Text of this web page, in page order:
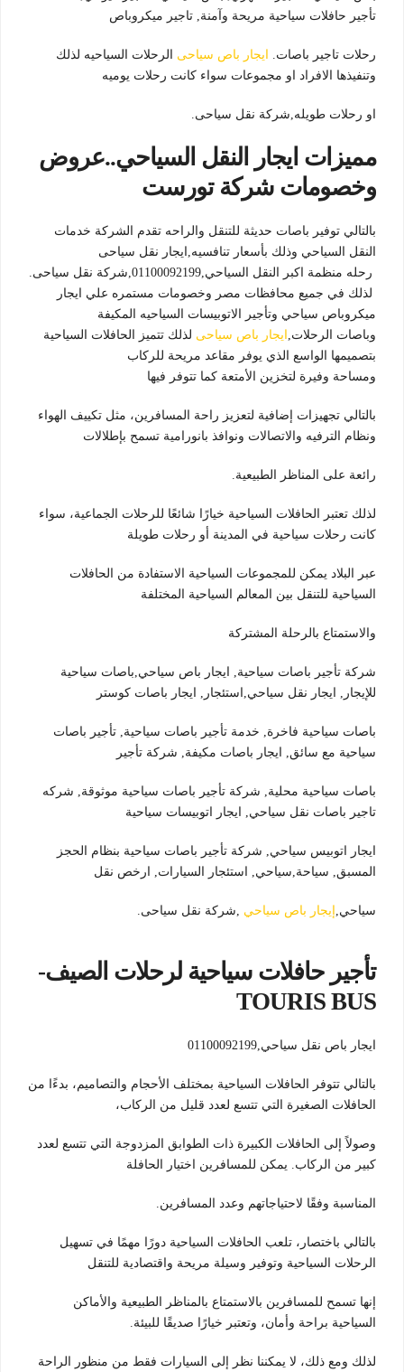
تأجير حافلات سياحية مريحة وآمنة, تاجير ميكروباص
رحلات تاجير باصات. ايجار باص سياحى الرحلات السياحيه لذلك
وتنفيذها الافراد او مجموعات سواء كانت رحلات يوميه
او رحلات طويله,شركة نقل سياحى.
مميزات ايجار النقل السياحي..عروض
وخصومات شركة تورست
بالتالي توفير باصات حديثة للتنقل والراحه تقدم الشركة خدمات
النقل السياحي وذلك بأسعار تنافسيه,ايجار نقل سياحى
رحله منظمة اكبر النقل السياحي,01100092199,شركة نقل سياحى.
لذلك في جميع محافظات مصر وخصومات مستمره علي ايجار
ميكروباص سياحي وتأجير الاتوبيسات السياحيه المكيفة
وباصات الرحلات, ايجار باص سياحى لذلك تتميز الحافلات السياحية
بتصميمها الواسع الذي يوفر مقاعد مريحة للركاب
ومساحة وفيرة لتخزين الأمتعة كما تتوفر فيها
بالتالي تجهيزات إضافية لتعزيز راحة المسافرين، مثل تكييف الهواء
ونظام الترفيه والاتصالات ونوافذ بانورامية تسمح بإطلالات
رائعة على المناظر الطبيعية.
لذلك تعتبر الحافلات السياحية خيارًا شائعًا للرحلات الجماعية، سواء
كانت رحلات سياحية في المدينة أو رحلات طويلة
عبر البلاد يمكن للمجموعات السياحية الاستفادة من الحافلات
السياحية للتنقل بين المعالم السياحية المختلفة
والاستمتاع بالرحلة المشتركة
شركة تأجير باصات سياحية, ايجار باص سياحي,باصات سياحية
للإيجار, ايجار نقل سياحي,استئجار, ايجار باصات كوستر
باصات سياحية فاخرة, خدمة تأجير باصات سياحية, تأجير باصات
سياحية مع سائق, ايجار باصات مكيفة, شركة تأجير
باصات سياحية محلية, شركة تأجير باصات سياحية موثوقة, شركه
تاجير باصات نقل سياحي, ايجار اتوبيسات سياحية
ايجار اتوبيس سياحي, شركة تأجير باصات سياحية بنظام الحجز
المسبق, سياحة,سياحي, استئجار السيارات, ارخص نقل
سياحي, إيجار باص سياحي ,شركة نقل سياحى.
تأجير حافلات سياحية لرحلات الصيف-
TOURIS BUS
ايجار باص نقل سياحي,01100092199
بالتالي تتوفر الحافلات السياحية بمختلف الأحجام والتصاميم، بدءًا من
الحافلات الصغيرة التي تتسع لعدد قليل من الركاب،
وصولاً إلى الحافلات الكبيرة ذات الطوابق المزدوجة التي تتسع لعدد
كبير من الركاب. يمكن للمسافرين اختيار الحافلة
المناسبة وفقًا لاحتياجاتهم وعدد المسافرين.
بالتالي باختصار، تلعب الحافلات السياحية دورًا مهمًا في تسهيل
الرحلات السياحية وتوفير وسيلة مريحة واقتصادية للتنقل
إنها تسمح للمسافرين بالاستمتاع بالمناظر الطبيعية والأماكن
السياحية براحة وأمان، وتعتبر خيارًا صديقًا للبيئة.
لذلك ومع ذلك، لا يمكننا نظر إلى السيارات فقط من منظور الراحة